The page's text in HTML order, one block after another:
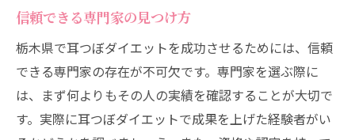
信頼できる専門家の見つけ方
栃木県で耳つぼダイエットを成功させるためには、信頼
できる専門家の存在が不可欠です。専門家を選ぶ際に
は、まず何よりもその人の実績を確認することが大切で
す。実際に耳つぼダイエットで成果を上げた経験者がい